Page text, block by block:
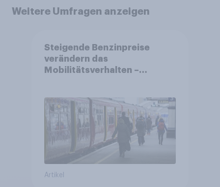
Weitere Umfragen anzeigen
Steigende Benzinpreise
verändern das
Mobilitätsverhalten –
auf öffentliche
Verkehrsmittel um
Artikel